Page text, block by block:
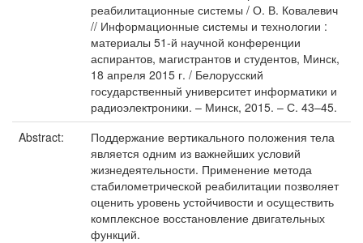
реабилитационные системы / О. В. Ковалевич
// Информационные системы и технологии :
материалы 51-й научной конференции
аспирантов, магистрантов и студентов, Минск,
18 апреля 2015 г. / Белорусский
государственный университет информатики и
радиоэлектроники. – Минск, 2015. – С. 43–45.
Abstract:
Поддержание вертикального положения тела
является одним из важнейших условий
жизнедеятельности. Применение метода
стабилометрической реабилитации позволяет
оценить уровень устойчивости и осуществить
комплексное восстановление двигательных
функций.